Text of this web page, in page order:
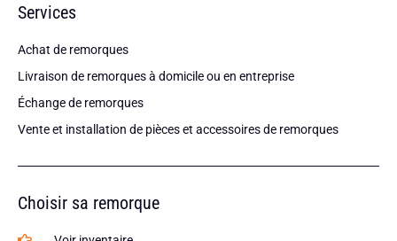
Services
Achat de remorques
Livraison de remorques à domicile ou en entreprise
Échange de remorques
Vente et installation de pièces et accessoires de remorques
Choisir sa remorque